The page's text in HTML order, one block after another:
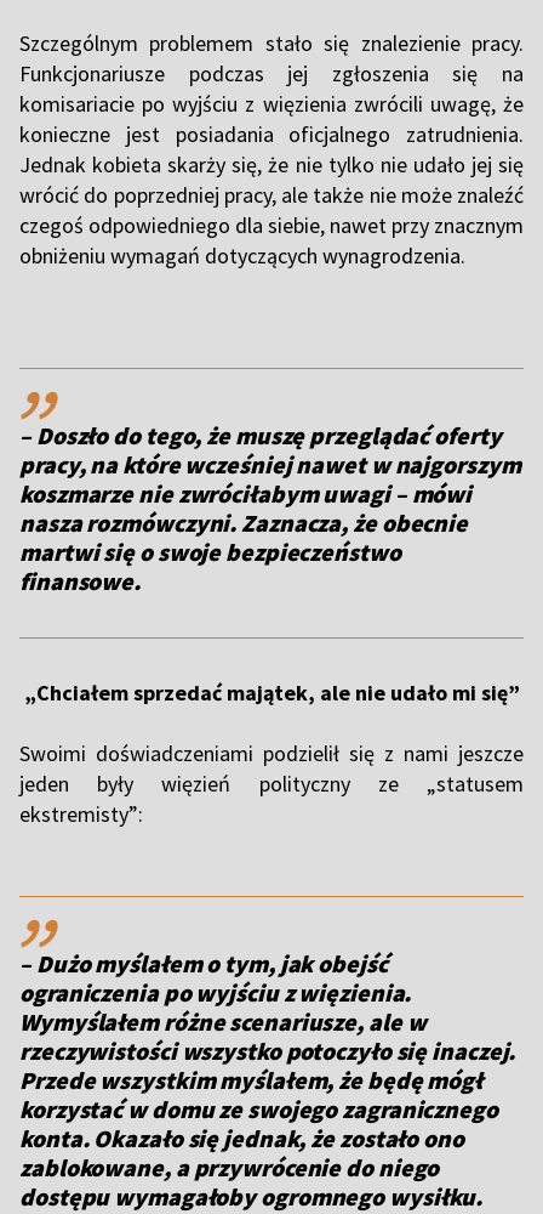
Szczególnym problemem stało się znalezienie pracy.
Funkcjonariusze podczas jej zgłoszenia się na
komisariacie po wyjściu z więzienia zwrócili uwagę, że
konieczne jest posiadania oficjalnego zatrudnienia.
Jednak kobieta skarży się, że nie tylko nie udało jej się
wrócić do poprzedniej pracy, ale także nie może znaleźć
czegoś odpowiedniego dla siebie, nawet przy znacznym
obniżeniu wymagań dotyczących wynagrodzenia.
,,
– Doszło do tego, że muszę przeglądać oferty
pracy, na które wcześniej nawet w najgorszym
koszmarze nie zwróciłabym uwagi – mówi
nasza rozmówczyni. Zaznacza, że obecnie
martwi się o swoje bezpieczeństwo
finansowe.
„Chciałem sprzedać majątek, ale nie udało mi się”
Swoimi doświadczeniami podzielił się z nami jeszcze
jeden były więzień polityczny ze „statusem
ekstremisty”:
,,
– Dużo myślałem o tym, jak obejść
ograniczenia po wyjściu z więzienia.
Wymyślałem różne scenariusze, ale w
rzeczywistości wszystko potoczyło się inaczej.
Przede wszystkim myślałem, że będę mógł
korzystać w domu ze swojego zagranicznego
konta. Okazało się jednak, że zostało ono
zablokowane, a przywrócenie do niego
dostępu wymagałoby ogromnego wysiłku.